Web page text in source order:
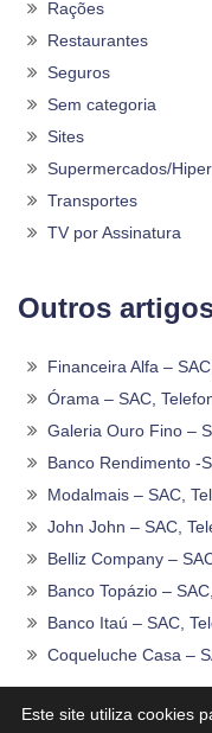
Rações
Restaurantes
Seguros
Sem categoria
Sites
Supermercados/
Transportes
TV por Assinatura
Outros
Financeira Alfa –
Órama – SAC,
Galeria Ouro Fino –
Banco Rendimento -
Modalmais – SAC,
John John – SAC,
Belliz Company –
Banco Topázio –
Banco Itaú – SAC,
Coqueluche Casa –
Este site utiliza cookies